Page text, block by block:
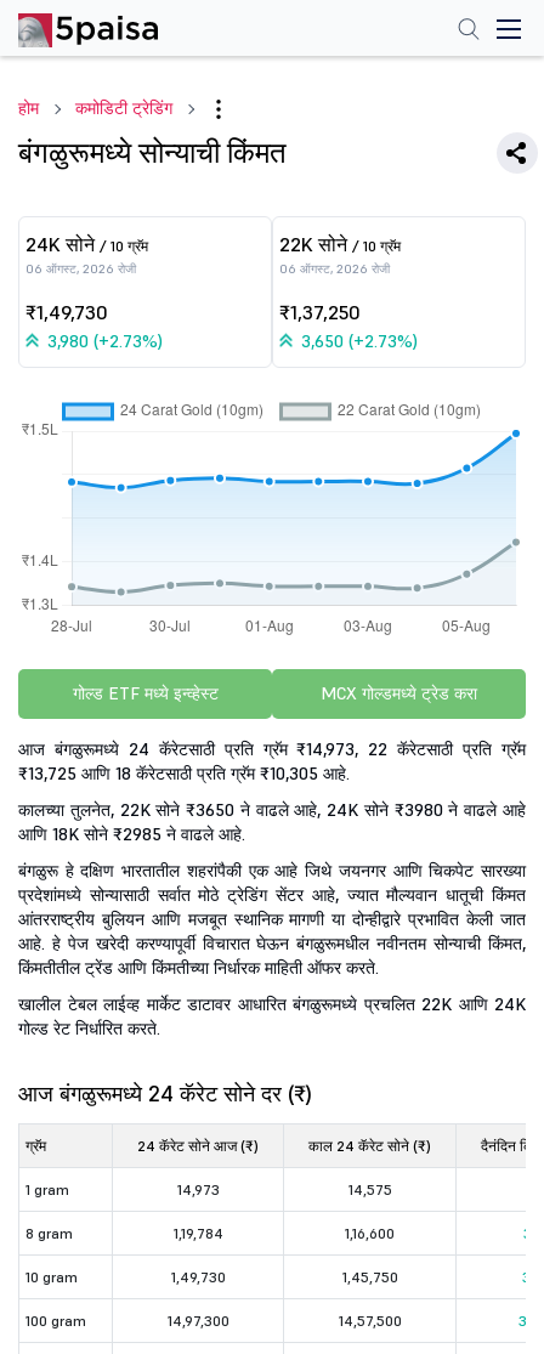
होम कमोडिटी ट्रेडिंग
बंगळुरूमध्ये सोन्याची किंमत
24K सोने / 10 ग्रॅम
06 ऑगस्ट, 2026 रोजी
₹1,49,730
3,980 (+2.73%)
22K सोने / 10 ग्रॅम
06 ऑगस्ट, 2026 रोजी
₹1,37,250
3,650 (+2.73%)
गोल्ड ETF मध्ये इन्व्हेस्ट MCX गोल्डमध्ये ट्रेड करा
आज बंगळुरूमध्ये 24 कॅरेटसाठी प्रति ग्रॅम ₹14,973, 22 कॅरेटसाठी प्रति ग्रॅम
₹13,725 आणि 18 कॅरेटसाठी प्रति ग्रॅम ₹10,305 आहे.
कालच्या तुलनेत, 22K सोने ₹3650 ने वाढले आहे, 24K सोने ₹3980 ने वाढले आहे
आणि 18K सोने ₹2985 ने वाढले आहे.
बंगळुरू हे दक्षिण भारतातील शहरांपैकी एक आहे जिथे जयनगर आणि चिकपेट सारख्या
प्रदेशांमध्ये सोन्यासाठी सर्वात मोठे ट्रेडिंग सेंटर आहे, ज्यात मौल्यवान धातूची किंमत
आंतरराष्ट्रीय बुलियन आणि मजबूत स्थानिक मागणी या दोन्हीद्वारे प्रभावित केली जात
आहे. हे पेज खरेदी करण्यापूर्वी विचारात घेऊन बंगळुरूमधील नवीनतम सोन्याची किंमत,
किंमतीतील ट्रेंड आणि किंमतीच्या निर्धारक माहिती ऑफर करते.
खालील टेबल लाईव्ह मार्केट डाटावर आधारित बंगळुरूमध्ये प्रचलित 22K आणि 24K
गोल्ड रेट निर्धारित करते.
आज बंगळुरूमध्ये 24 कॅरेट सोने दर (₹)
ग्रॅम 24 कॅरेट सोने आज (₹) काल 24 कॅरेट सोने (₹) दैनंदिन
1 gram 14,973 14,575
8 gram 1,19,784 1,16,600
10 gram 1,49,730 1,45,750
100 gram 14,97,300 14,57,500